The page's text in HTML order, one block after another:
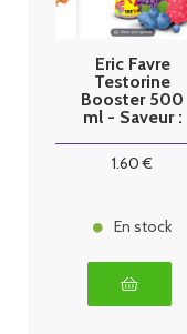
Eric Favre
Testorine
Booster 500
ml - Saveur :
1.60 €
En stock